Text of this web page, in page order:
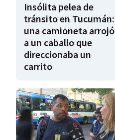
Insólita pelea de
tránsito en Tucumán:
una camioneta arrojó
a un caballo que
direccionaba un
carrito